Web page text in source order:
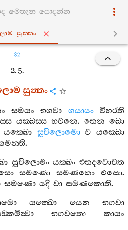
සුත‍්තං
82
2. 5.
සුත‍්තං
සමයං භගවා ගයායං
විහරති
යක‍්ඛස‍්ස භවනෙ. තෙන ඛො
යක‍්ඛො සූචිලොමො ච යක‍්ඛො
.
සූචිලොමං යක‍්ඛං එතදවොචත
සමණො සමණකො එසො.
සමණො යදි වා සමණකොති.
යක‍්ඛො යෙන
භගවා
භගවතො
කායං